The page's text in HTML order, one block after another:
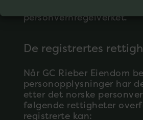
personvernregelverket.
De registrertes
Når GC Rieber Eiendom
personopplysninger har
etter det norske
følgende rettigheter
registrerte kan: